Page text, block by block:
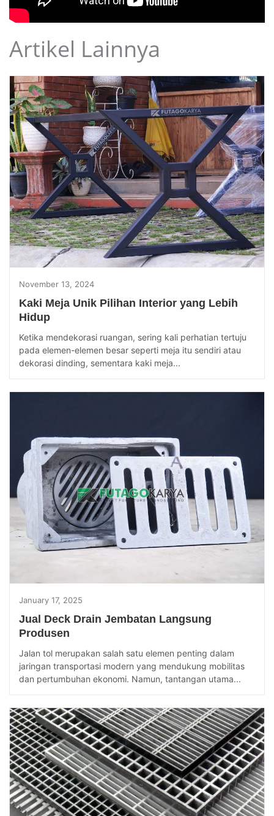
Artikel Lainnya
November 13, 2024
Kaki Meja Unik Pilihan Interior yang Lebih
Hidup
Ketika mendekorasi ruangan, sering kali perhatian tertuju
pada elemen-elemen besar seperti meja itu sendiri atau
dekorasi dinding, sementara kaki meja...
January 17, 2025
Jual Deck Drain Jembatan Langsung
Produsen
Jalan tol merupakan salah satu elemen penting dalam
jaringan transportasi modern yang mendukung mobilitas
dan pertumbuhan ekonomi. Namun, tantangan utama...